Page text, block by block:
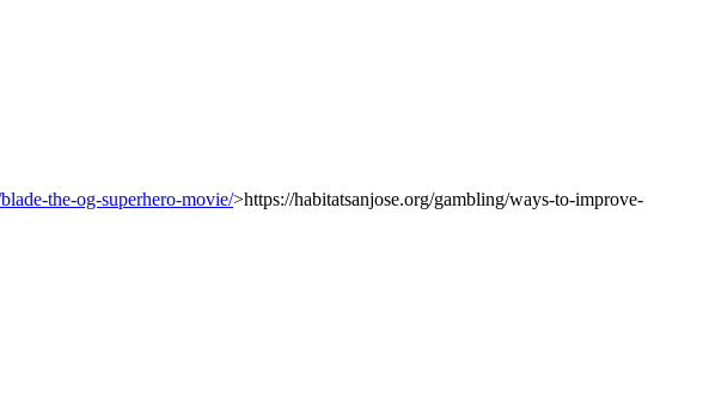
the-og-superhero-movie/>https://habitatsanjose.org/gambling/ways-to-improve-